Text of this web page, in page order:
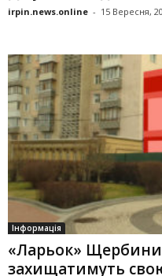
irpin.news.online - 15 Вересня,
Інформація
«Ларьок» Щербини
захищатимуть